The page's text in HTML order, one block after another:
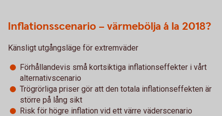
Inflationsscenario – värmebölja á la 2018?
Känsligt utgångsläge för extremväder
Förhållandevis små kortsiktiga inflationseffekter i vårt
alternativscenario
Trögrörliga priser gör att den totala inflationseffekten är
större på lång sikt
Risk för högre inflation vid ett värre väderscenario